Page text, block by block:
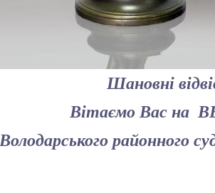
Шановні
Вітаємо Вас на
Володарського районного